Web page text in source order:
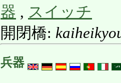
器 , スイッチ
開閉橋:
兵器